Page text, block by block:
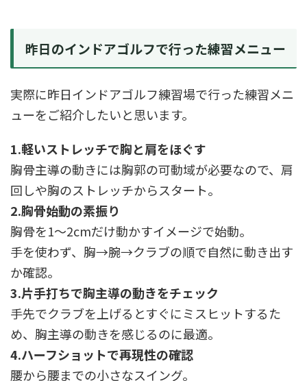
昨日のインドアゴルフで行った練習メニュー
実際に昨日インドアゴルフ練習場で行った練習メニ
ューをご紹介したいと思います。
1.軽いストレッチで胸と肩をほぐす
胸骨主導の動きには胸郭の可動域が必要なので、肩
回しや胸のストレッチからスタート。
2.胸骨始動の素振り
胸骨を1〜2cmだけ動かすイメージで始動。
手を使わず、胸→腕→クラブの順で自然に動き出す
か確認。
3.片手打ちで胸主導の動きをチェック
手先でクラブを上げるとすぐにミスヒットするた
め、胸主導の動きを感じるのに最適。
4.ハーフショットで再現性の確認
腰から腰までの小さなスイング。